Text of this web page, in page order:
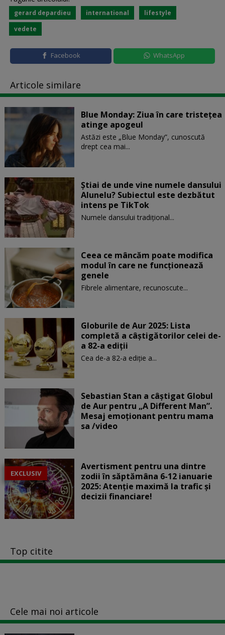
gerard depardieu international
lifestyle
vedete
Facebook WhatsApp
Articole similare
Blue Monday: Ziua în care tristețea
atinge apogeul
Astăzi este „Blue Monday”, cunoscută
drept cea mai...
Știai de unde vine numele dansului
Alunelu? Subiectul este dezbătut
intens pe TikTok
Numele dansului tradițional...
Ceea ce mâncăm poate modifica
modul în care ne funcţionează
genele
Fibrele alimentare, recunoscute...
Globurile de Aur 2025: Lista
completă a câștigătorilor celei de-
a 82-a ediții
Cea de-a 82-a ediție a...
Sebastian Stan a câștigat Globul
de Aur pentru „A Different Man”.
Mesaj emoționant pentru mama
sa /video
EXCLUSIV
Avertisment pentru una dintre
zodii în săptămâna 6-12 ianuarie
2025: Atenție maximă la trafic și
decizii financiare!
Top citite
Cele mai noi articole